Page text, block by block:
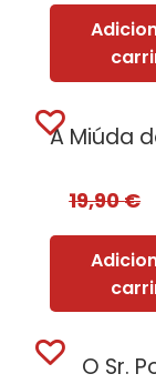
19,90€
O Sr.